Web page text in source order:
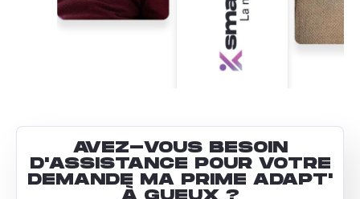
AVEZ-VOUS BESOIN
D'ASSISTANCE POUR VOTRE
DEMANDE MA PRIME ADAPT'